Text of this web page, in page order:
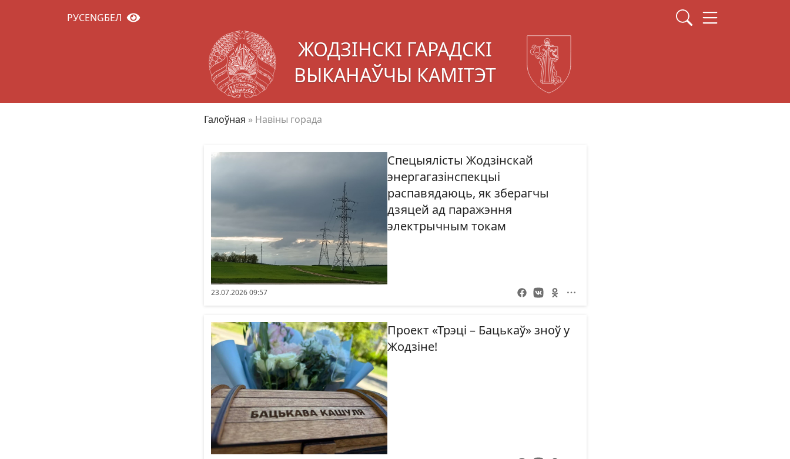
РУСENGБЕЛ
ЖОДЗІНСКІ ГАРАДСКІ
ВЫКАНАЎЧЫ КАМІТЭТ
Галоўная » Навіны горада
Спецыялісты Жодзінскай
энергагазінспекцыі
распавядаюць, як зберагчы
дзяцей ад паражэння
электрычным токам
23.07.2026 09:57
Проект «Трэці – Бацькаў» зноў у
Жодзіне!